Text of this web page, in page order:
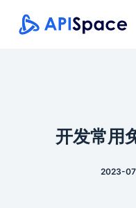
跳
过
开发常用
2023-